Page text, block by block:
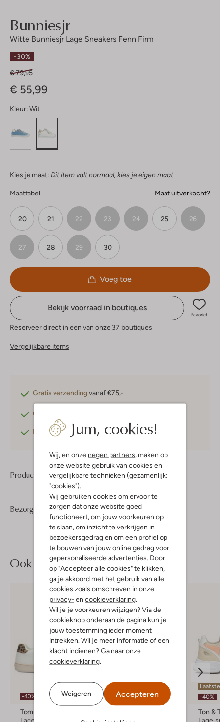
Jum, cookies!
Wij, en onze negen partners , maken op
onze website gebruik van cookies en
vergelijkbare technieken (gezamenlijk:
"cookies").
Wij gebruiken cookies om ervoor te
zorgen dat onze website goed
functioneert, om jouw voorkeuren op
te slaan, om inzicht te verkrijgen in
bezoekersgedrag en om een profiel op
te bouwen van jouw online gedrag voor
gepersonaliseerde advertenties. Door
op "Accepteer alle cookies" te klikken,
ga je akkoord met het gebruik van alle
cookies zoals omschreven in onze
privacy- en cookieverklaring
Wil je je voorkeuren wijzigen? Via de
cookieknop onderaan de pagina kun je
jouw toestemming ieder moment
intrekken. Wil je meer informatie of een
klacht indienen? Ga naar onze
cookieverklaring
Weigeren Accepteren
Bunniesjr
Witte Bunniesjr Lage Sneakers Fenn Firm
-30%
€ 79,95
€ 55,99
Kleur: Wit
Kies je maat: Dit item valt normaal, kies je eigen maat
Maattabel Maat uitverkocht?
20 21 22 23 24 25 26
27 28 29 30
Voeg toe
Bekijk voorraad in boutiques
Favoriet
Reserveer direct in een van onze 37 boutiques
Vergelijkbare items
Gratis verzendingvanaf €75,-
Gratis retourneren
Betaal achterafmet Klarna
Product informatie
Bezorgen & retourneren
Ook iets voor jou?
-40%
Tommy Hilfiger
Lage sneakers
-60%
Lage sneakers
-40%
Ton &
Lage